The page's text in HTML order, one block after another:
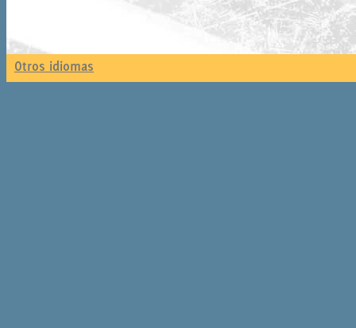
Otros idiomas